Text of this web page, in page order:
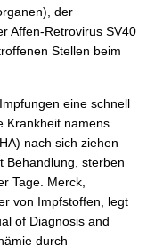
der
Affen-Retrovirus SV40
Stellen beim
eine schnell
Krankheit namens
nach sich ziehen
Behandlung, sterben
Tage. Merck,
von Impfstoffen, legt
of Diagnosis and
durch